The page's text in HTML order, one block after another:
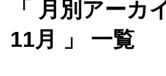
「 月別アーカ
11月 」 一覧